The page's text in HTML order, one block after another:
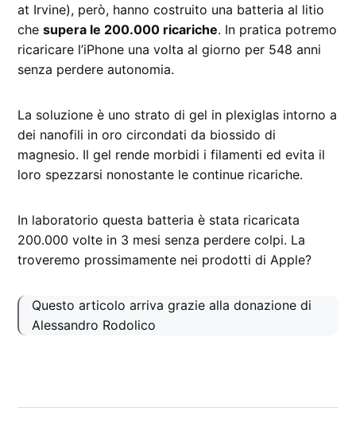
at Irvine), però, hanno costruito una batteria al litio
chesupera le 200.000 ricariche. In pratica potremo
ricaricare l’iPhone una volta al giorno per 548 anni
senza perdere autonomia.
La soluzione è uno strato di gel in plexiglas intorno a
dei nanofili in oro circondati da biossido di
magnesio. Il gel rende morbidi i filamenti ed evita il
loro spezzarsi nonostante le continue ricariche.
In laboratorio questa batteria è stata ricaricata
200.000 volte in 3 mesi senza perdere colpi. La
troveremo prossimamente nei prodotti di Apple?
Questo articolo arriva grazie alla donazione di
Alessandro Rodolico